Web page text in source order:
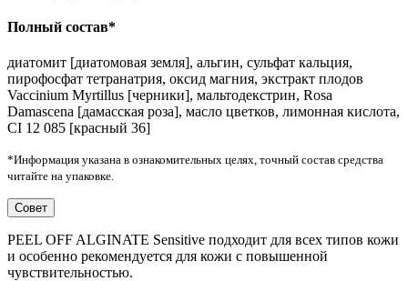
Полный состав*
диатомит [диатомовая земля], альгин, сульфат кальция,
пирофосфат тетранатрия, оксид магния, экстракт плодов
Vaccinium Myrtillus [черники], мальтодекстрин, Rosa
Damascena [дамасская роза], масло цветков, лимонная кислота,
CI 12 085 [красный 36]
*Информация указана в ознакомительных целях, точный состав средства
читайте на упаковке.
Совет
PEEL OFF ALGINATE Sensitive подходит для всех типов кожи
и особенно рекомендуется для кожи с повышенной
чувствительностью.